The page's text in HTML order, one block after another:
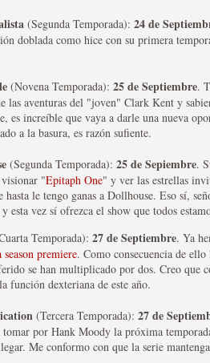
como usuario de
la semana
Down o cómo acabar
caras de la historia
la semana
(Segunda Temporada): 24 de
doblada como hice con su primera
(Novena Temporada): 25 de Septiembre.
las aventuras del "joven" Clark Kent y
es increíble que vaya a darle una nueva
a la basura, es razón sufiente.
(Segunda Temporada): 25 de Sepiembre.
"Epitaph One" y ver las estrellas
hasta le tengo ganas a Dollhouse. Eso sí,
esta vez sí ofrezca el show que todos
Temporada): 27 de Septiembre. Ya
season premiere. Como consecuencia de ello
se han multiplicado por dos. Creo que
función dexteriana de este año.
(Tercera Temporada): 27 de
tomar por Hank Moody la próxima
Me conformo con que la serie